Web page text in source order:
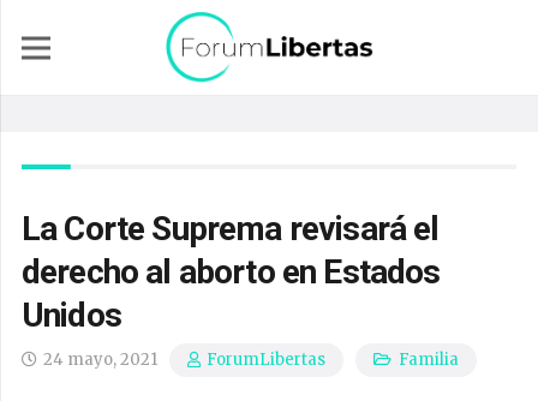
La Corte Suprema revisará el
derecho al aborto en Estados
Unidos
24 mayo, 2021 ForumLibertas Familia